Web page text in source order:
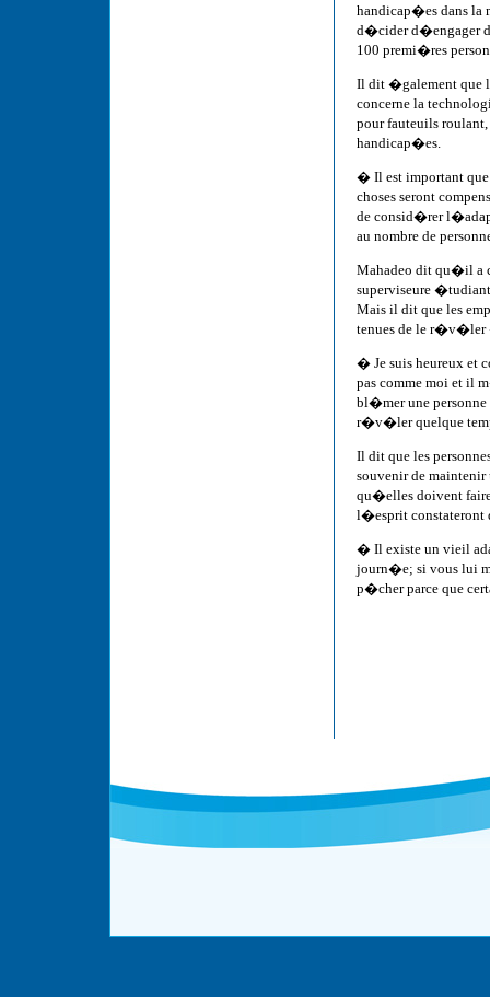
handicap�es dans la
d�cider d�engager
100 premi�res
Il dit �galement que
concerne la
pour fauteuils
handicap�es.
� Il est important que
choses seront
de consid�rer
au nombre de
Mahadeo dit qu�il a
superviseure
Mais il dit que les
tenues de le r�v�ler
� Je suis heureux et
pas comme moi et il
bl�mer une
r�v�ler quelque
Il dit que les
souvenir de
qu�elles doivent
l�esprit
� Il existe un vieil
journ�e; si vous lui
p�cher parce que